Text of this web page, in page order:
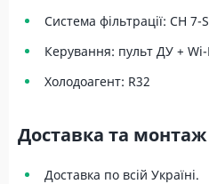
Система фільтрації: CH 7-
Керування: пульт ДУ + Wi-
Холодоагент: R32
Доставка та монтаж
Доставка по всій Україні.